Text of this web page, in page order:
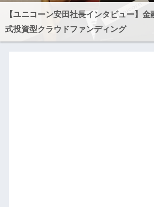
【ユニコーン安田社長インタビュー】
式投資型クラウドファンディング